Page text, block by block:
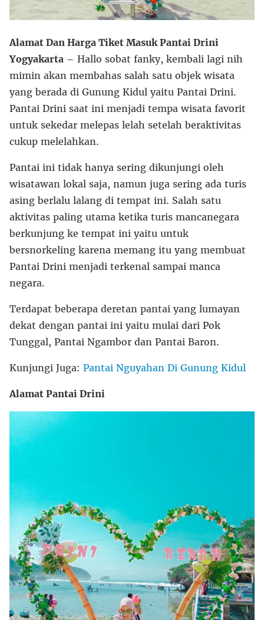
Alamat Dan Harga Tiket Masuk Pantai Drini
Yogyakarta – Hallo sobat fanky, kembali lagi nih
mimin akan membahas salah satu objek wisata
yang berada di Gunung Kidul yaitu Pantai Drini.
Pantai Drini saat ini menjadi tempa wisata favorit
untuk sekedar melepas lelah setelah beraktivitas
cukup melelahkan.
Pantai ini tidak hanya sering dikunjungi oleh
wisatawan lokal saja, namun juga sering ada turis
asing berlalu lalang di tempat ini. Salah satu
aktivitas paling utama ketika turis mancanegara
berkunjung ke tempat ini yaitu untuk
bersnorkeling karena memang itu yang membuat
Pantai Drini menjadi terkenal sampai manca
negara.
Terdapat beberapa deretan pantai yang lumayan
dekat dengan pantai ini yaitu mulai dari Pok
Tunggal, Pantai Ngambor dan Pantai Baron.
Kunjungi Juga: Pantai Nguyahan Di Gunung Kidul
Alamat Pantai Drini